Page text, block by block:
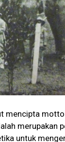
mencipta
merupakan
untuk